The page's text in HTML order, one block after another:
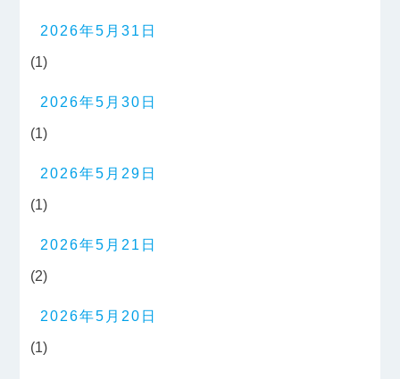
2026年5月31日
(1)
2026年5月30日
(1)
2026年5月29日
(1)
2026年5月21日
(2)
2026年5月20日
(1)